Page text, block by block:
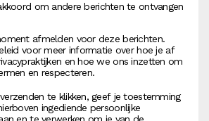
om andere berichten te ontvangen
afmelden voor deze berichten.
voor meer informatie over hoe je af
en hoe we ons inzetten om
en respecteren.
te klikken, geef je toestemming
ingediende persoonlijke